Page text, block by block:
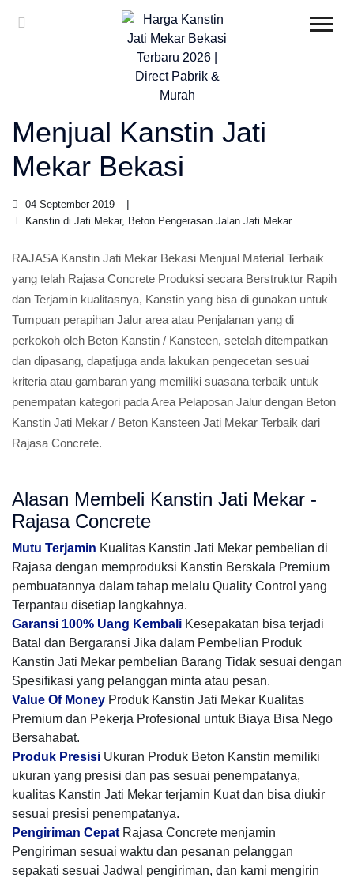
Menjual Kanstin Jati
Mekar Bekasi
04 September 2019
Kanstin di Jati Mekar, Beton Pengerasan Jalan Jati Mekar
RAJASA Kanstin Jati Mekar Bekasi Menjual Material Terbaik
yang telah Rajasa Concrete Produksi secara Berstruktur Rapih
dan Terjamin kualitasnya, Kanstin yang bisa di gunakan untuk
Tumpuan perapihan Jalur area atau Penjalanan yang di
perkokoh oleh Beton Kanstin / Kansteen, setelah ditempatkan
dan dipasang, dapatjuga anda lakukan pengecetan sesuai
kriteria atau gambaran yang memiliki suasana terbaik untuk
penempatan kategori pada Area Pelaposan Jalur dengan Beton
Kanstin Jati Mekar / Beton Kansteen Jati Mekar Terbaik dari
Rajasa Concrete.
Alasan Membeli Kanstin Jati Mekar -
Rajasa Concrete
Mutu Terjamin Kualitas Kanstin Jati Mekar pembelian di
Rajasa dengan memproduksi Kanstin Berskala Premium
pembuatannya dalam tahap melalu Quality Control yang
Terpantau disetiap langkahnya.
Garansi 100% Uang Kembali Kesepakatan bisa terjadi
Batal dan Bergaransi Jika dalam Pembelian Produk
Kanstin Jati Mekar pembelian Barang Tidak sesuai dengan
Spesifikasi yang pelanggan minta atau pesan.
Value Of Money Produk Kanstin Jati Mekar Kualitas
Premium dan Pekerja Profesional untuk Biaya Bisa Nego
Bersahabat.
Produk Presisi Ukuran Produk Beton Kanstin memiliki
ukuran yang presisi dan pas sesuai penempatanya,
kualitas Kanstin Jati Mekar terjamin Kuat dan bisa diukir
sesuai presisi penempatanya.
Pengiriman Cepat Rajasa Concrete menjamin
Pengiriman sesuai waktu dan pesanan pelanggan
sepakati sesuai Jadwal pengiriman, dan kami mengirin